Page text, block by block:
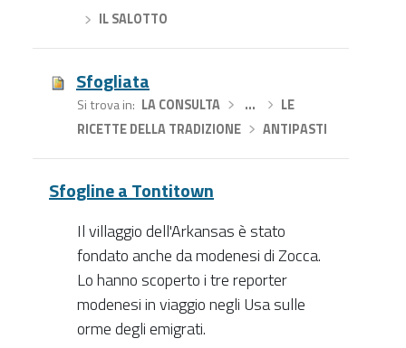
IL SALOTTO
Sfogliata
Si trova in LA CONSULTA› …
LE
RICETTE DELLA TRADIZIONE› ANTIPASTI
Sfogline a Tontitown
Il villaggio dell'Arkansas è stato
fondato anche da modenesi di Zocca.
Lo hanno scoperto i tre reporter
modenesi in viaggio negli Usa sulle
orme degli emigrati.